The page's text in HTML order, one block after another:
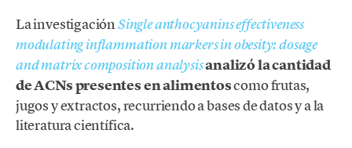
La investigaciónSingle anthocyanins effectiveness
modulating inflammation markers in obesity: dosage
and matrix composition analysisanalizó la cantidad
de ACNs presentes en alimentoscomo frutas,
jugos y extractos, recurriendo a bases de datosy a la
literatura científica.